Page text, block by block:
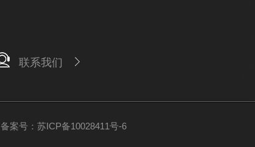
联系我们
备案号：苏ICP备10028411号-6